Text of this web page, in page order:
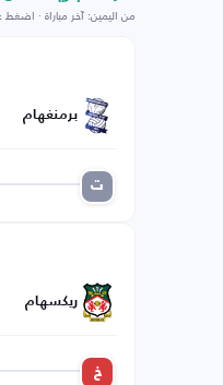
من اليمين: آخر مباراة ·
برمنغهام
ت
ريكسهام
خ